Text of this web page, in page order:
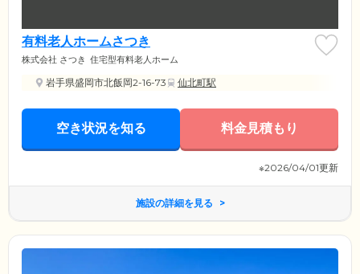
有料老人ホームさつき
株式会社 さつき 住宅型有料老人ホーム
岩手県盛岡市北飯岡2-16-73 仙北町駅
空き状況を知る 料金見積もり
※2026/04/01更新
施設の詳細を見る